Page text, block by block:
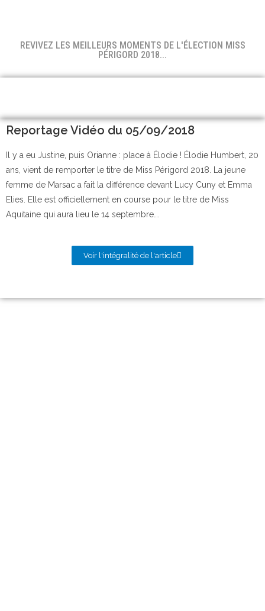
REVIVEZ LES MEILLEURS MOMENTS DE L'ÉLECTION MISS
PÉRIGORD 2018...
Reportage Vidéo du 05/09/2018
Il y a eu Justine, puis Orianne : place à Élodie ! Élodie Humbert, 20
ans, vient de remporter le titre de Miss Périgord 2018. La jeune
femme de Marsac a fait la différence devant Lucy Cuny et Emma
Elies. Elle est officiellement en course pour le titre de Miss
Aquitaine qui aura lieu le 14 septembre….
Voir l'intégralité de l'article